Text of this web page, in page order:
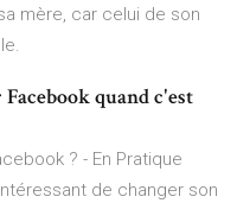
mère, car celui de son
quand c'est
? - En Pratique
de changer son